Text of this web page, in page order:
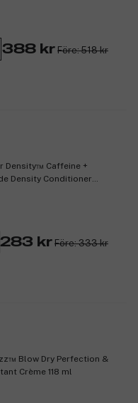
388 kr Före: 518 kr
Density™ Caffeine +
Density Conditioner
283 kr Före: 333 kr
Blow Dry Perfection &
Crème 118 ml